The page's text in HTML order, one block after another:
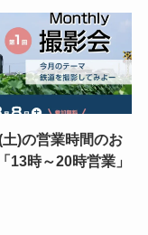
)の営業時間のお
13時～20時営業」